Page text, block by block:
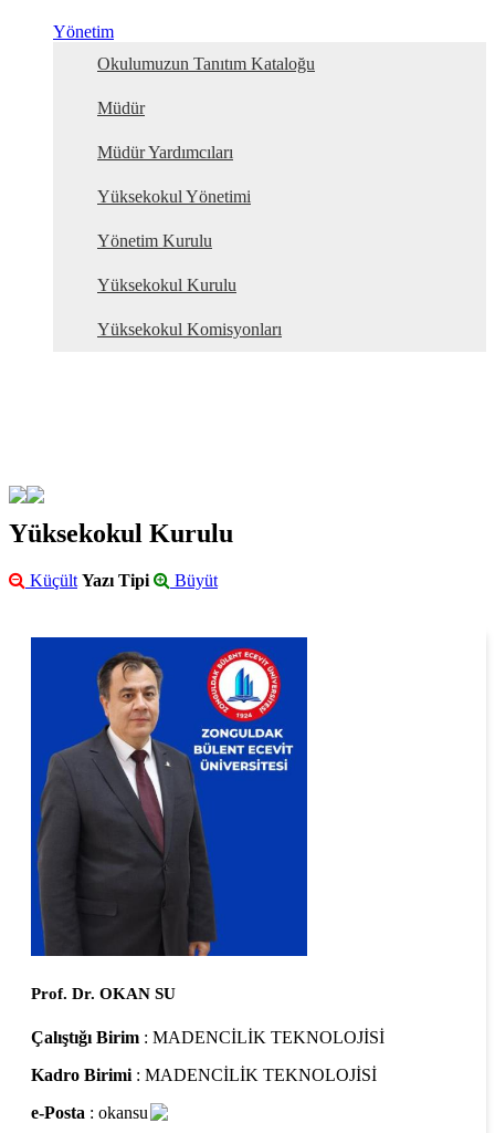
Yönetim
Okulumuzun Tanıtım Kataloğu
Müdür
Müdür Yardımcıları
Yüksekokul Yönetimi
Yönetim Kurulu
Yüksekokul Kurulu
Yüksekokul Komisyonları
Yüksekokul Kurulu
Küçült Yazı Tipi Büyüt
Prof. Dr. OKAN SU
Çalıştığı Birim : MADENCİLİK TEKNOLOJİSİ
Kadro Birimi : MADENCİLİK TEKNOLOJİSİ
e-Posta : okansu